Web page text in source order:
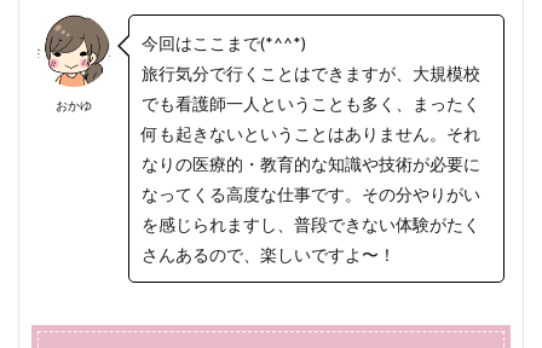
おかゆ
今回はここまで(*^^*)
旅行気分で行くことはできますが、大規模校
でも看護師一人ということも多く、まったく
何も起きないということはありません。それ
なりの医療的・教育的な知識や技術が必要に
なってくる高度な仕事です。その分やりがい
を感じられますし、普段できない体験がたく
さんあるので、楽しいですよ〜！